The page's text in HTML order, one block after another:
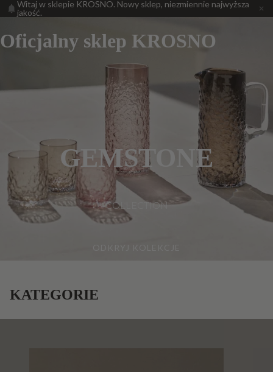
Witaj w sklepie KROSNO. Nowy sklep, niezmiennie najwyższa
jakość.
Oficjalny sklep KROSNO
GEMSTONE
COLLECTION
KATEGORIE